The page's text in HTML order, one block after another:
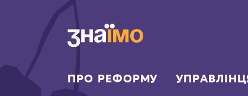
ПЕРЕЙТИ ДО
ГОЛОВНОГО
ВМІСТУ
ПРО РЕФОРМУ